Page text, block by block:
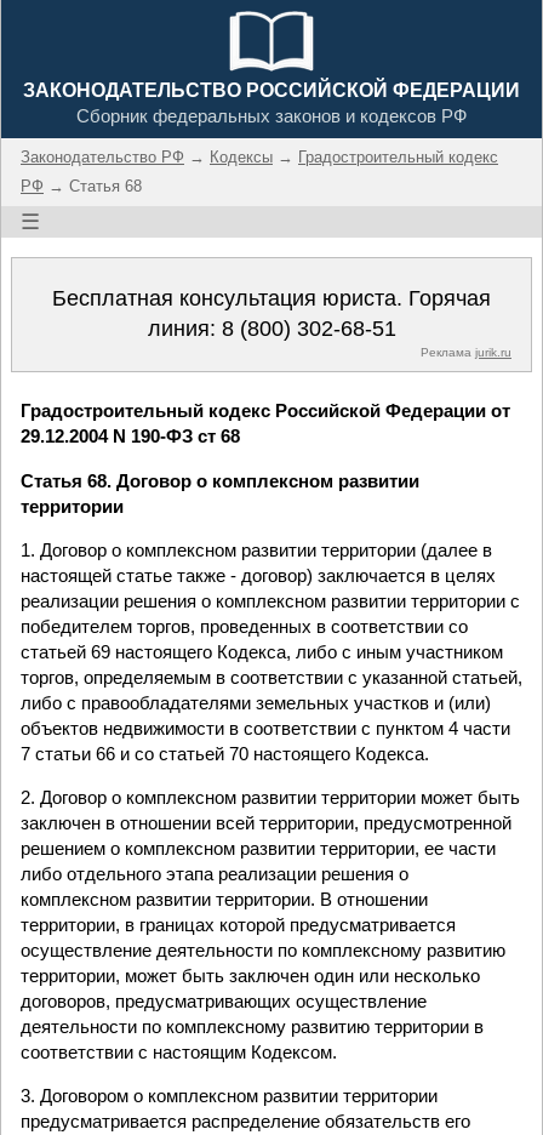
ЗАКОНОДАТЕЛЬСТВО РОССИЙСКОЙ ФЕДЕРАЦИИ
Сборник федеральных законов и кодексов РФ
Законодательство РФ → Кодексы → Градостроительный кодекс
РФ → Статья 68
☰
Бесплатная консультация юриста. Горячая
линия: 8 (800) 302-68-51
Реклама jurik.ru
Градостроительный кодекс Российской Федерации от
29.12.2004 N 190-ФЗ ст 68
Статья 68. Договор о комплексном развитии
территории
1. Договор о комплексном развитии территории (далее в
настоящей статье также - договор) заключается в целях
реализации решения о комплексном развитии территории с
победителем торгов, проведенных в соответствии со
статьей 69 настоящего Кодекса, либо с иным участником
торгов, определяемым в соответствии с указанной статьей,
либо с правообладателями земельных участков и (или)
объектов недвижимости в соответствии с пунктом 4 части
7 статьи 66 и со статьей 70 настоящего Кодекса.
2. Договор о комплексном развитии территории может быть
заключен в отношении всей территории, предусмотренной
решением о комплексном развитии территории, ее части
либо отдельного этапа реализации решения о
комплексном развитии территории. В отношении
территории, в границах которой предусматривается
осуществление деятельности по комплексному развитию
территории, может быть заключен один или несколько
договоров, предусматривающих осуществление
деятельности по комплексному развитию территории в
соответствии с настоящим Кодексом.
3. Договором о комплексном развитии территории
предусматривается распределение обязательств его